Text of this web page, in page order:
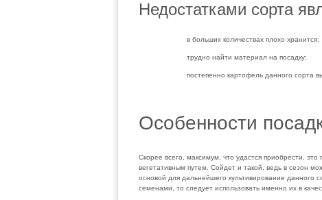
Недостатками сорта
в больших количествах плохо хранится;
трудно найти материал на посадку;
постепенно картофель данного сорта
Особенности
Скорее всего, максимум, что удастся приобрести,
вегетативным путем. Сойдет и такой, ведь в сезон
основой для дальнейшего культивирование данного
семенами, то следует использовать именно их в